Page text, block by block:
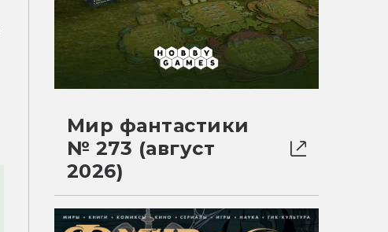
Мир фантастики
№ 273 (август
2026)